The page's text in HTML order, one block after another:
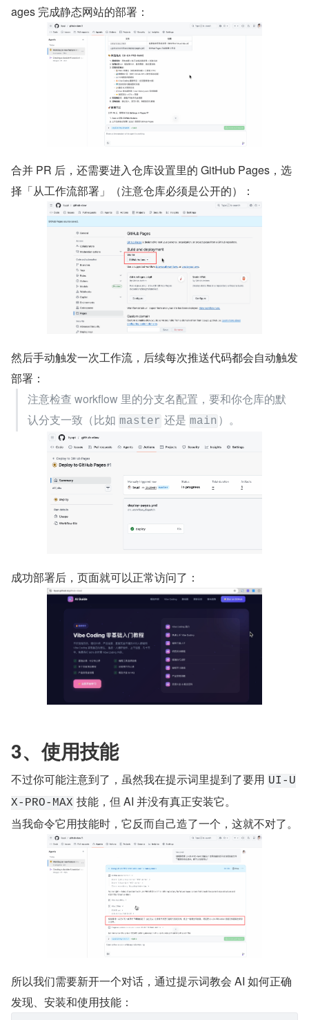
ages 完成静态网站的部署：
合并 PR 后，还需要进入仓库设置里的 GitHub Pages，选
择「从工作流部署」（注意仓库必须是公开的）：
然后手动触发一次工作流，后续每次推送代码都会自动触发
部署：
注意检查 workflow 里的分支名配置，要和你仓库的默
认分支一致（比如 master 还是 main ）。
成功部署后，页面就可以正常访问了：
3、使用技能
不过你可能注意到了，虽然我在提示词里提到了要用 UI-U
X-PRO-MAX 技能，但 AI 并没有真正安装它。
当我命令它用技能时，它反而自己造了一个，这就不对了。
所以我们需要新开一个对话，通过提示词教会 AI 如何正确
发现、安装和使用技能：